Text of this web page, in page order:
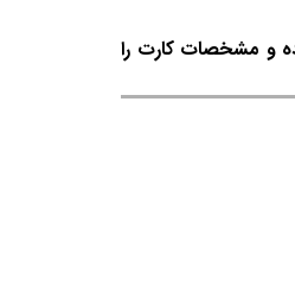
و مشخصات کارت را